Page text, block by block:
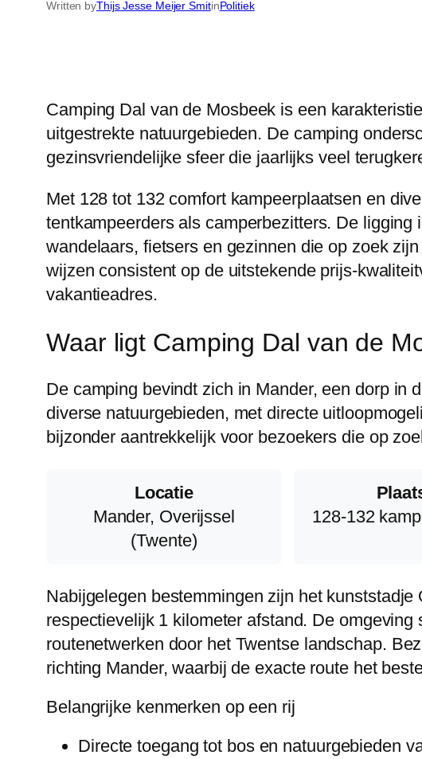
Written byThijs Jesse Meijer SmitinPolitiek
Camping Dal van de Mosbeek is een
uitgestrekte natuurgebieden. De camping
gezinsvriendelijke sfeer die jaarlijks veel
Met 128 tot 132 comfort kampeerplaatsen en
tentkampeerders als camperbezitters. De
wandelaars, fietsers en gezinnen die op zoek
wijzen consistent op de uitstekende prijs-
vakantieadres.
Waar ligt Camping Dal van de
De camping bevindt zich in Mander, een dorp in
diverse natuurgebieden, met directe
bijzonder aantrekkelijk voor bezoekers die op
Locatie
Mander, Overijssel
(Twente)
128-132
Nabijgelegen bestemmingen zijn het
respectievelijk 1 kilometer afstand. De
routenetwerken door het Twentse landschap.
richting Mander, waarbij de exacte route het
Belangrijke kenmerken op een rij
Directe toegang tot bos en natuurgebieden